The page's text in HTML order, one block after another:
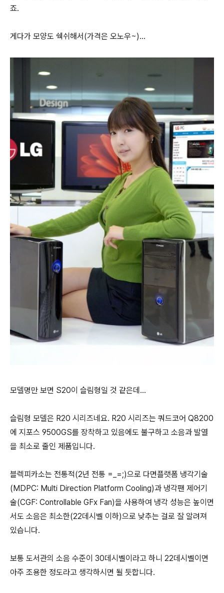
죠.
게다가 모양도 쉑쉬해서(가격은 오노우~)...
모델명만 보면 S20이 슬림형일 것 같은데...
슬림형 모델은 R20 시리즈네요. R20 시리즈는 쿼드코어 Q8200
에 지포스 9500GS를 장착하고 있음에도 불구하고 소음과 발열
을 최소로 줄인 제품입니다.
블렉피카소는 전통적(2년 전통 =_=;)으로 다면플랫폼 냉각기술
(MDPC: Multi Direction Platform Cooling)과 냉각팬 제어기
술(CGF: Controllable GFx Fan)을 사용하여 냉각 성능은 높이면
서도 소음은 최소한(22데시벨 이하)으로 낮추는 걸로 잘 알려져
있습니다.
보통 도서관의 소음 수준이 30데시벨이라고 하니 22데시벨이면
아주 조용한 정도라고 생각하시면 될 듯합니다.